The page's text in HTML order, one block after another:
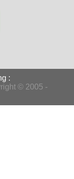
:
© 2005 -